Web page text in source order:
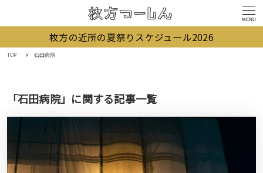
MENU
枚方の近所の夏祭りスケジュール2026
TOP 石田病院
「石田病院」に関する記事一覧